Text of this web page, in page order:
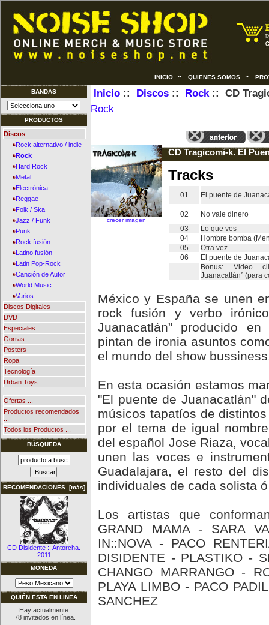
INICIO :: QUIENES SOMOS ::
BANDAS
PRODUCTOS
Discos
Rock alternativo / indie
Rock
Hard Rock
Metal
Electrónica
Reggae
Folk / Ska
Jazz / Funk
Punk
Rock fusión
Latino fusión
Latin Pop-Rock
Canción de Autor
World Music
Varios
Discos Digitales
DVD
Especiales
Gorras
Posters
Ropa
Tecnología
Urban Toys
Ofertas ...
Productos recomendados
Todos los Productos ...
BÚSQUEDA
RECOMENDACIONES [más]
CD Disidente :: Antorcha.
2011
MONEDA
QUIÉN ESTA EN LINEA
Hay actualmente
78 invitados en línea.
Inicio:: Discos:: Rock:: CD
Rock
crecer imagen
CD Tragicomi-k. El
Tracks
01 El puente de
02
No vale dinero
03
Lo que ves
04
Hombre bomba
05
Otra vez
06
El puente de
Bonus: Video
Juanacatlán” (para
México y España se unen
rock fusión y verbo
Juanacatlán” producido
pintan de ironia asuntos
el mundo del show
En esta ocasión estamos
"El puente de Juanacatlán"
músicos tapatíos de
por el tema de igual
del español Jose Riaza,
unen las voces e
Guadalajara, el resto del
individuales de cada solista
Los artistas que
GRAND MAMA - SARA
IN::NOVA - PACO
DISIDENTE - PLASTIKO -
CHANGO MARRANGO -
PLAYA LIMBO - PACO
SANCHEZ